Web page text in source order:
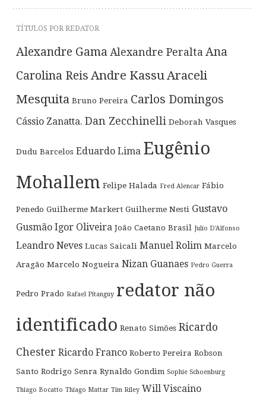
TÍTULOS POR REDATOR
Alexandre Gama Alexandre Peralta Ana
Carolina Reis Andre Kassu Araceli
Mesquita Bruno Pereira Carlos Domingos
Cássio Zanatta. Dan Zecchinelli Deborah Vasques
Dudu Barcelos Eduardo Lima Eugênio
Mohallem Felipe Halada Fred Alencar Fábio
Penedo Guilherme Markert Guilherme Nesti Gustavo
Gusmão Igor Oliveira João Caetano Brasil Julio D'Alfonso
Leandro Neves Lucas Saicali Manuel Rolim Marcelo
Aragão Marcelo Nogueira Nizan Guanaes Pedro Guerra
Pedro Prado Rafael Pitanguy redator não
identificado Renato Simões Ricardo
Chester Ricardo Franco Roberto Pereira Robson
Santo Rodrigo Senra Rynaldo Gondim Sophie Schoenburg
Thiago Bocatto Thiago Mattar Tim Riley Will Viscaino